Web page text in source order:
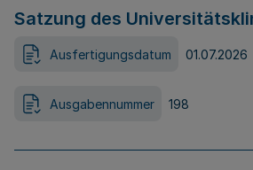
Satzung des
Ausfertigungsdatum 01.07.2026
Ausgabennummer 198